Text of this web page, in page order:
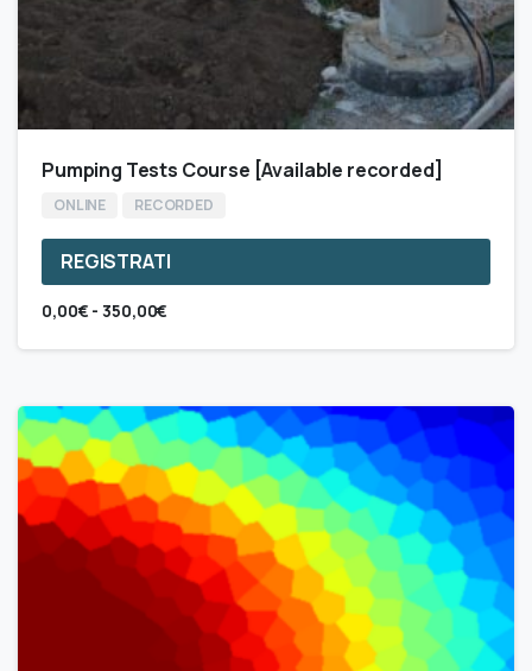
Pumping Tests Course [Available recorded]
ONLINE RECORDED
REGISTRATI
Questo
più
varianti.
Le
opzioni
possono
0,00€ - 350,00€
0,00€
350,00€